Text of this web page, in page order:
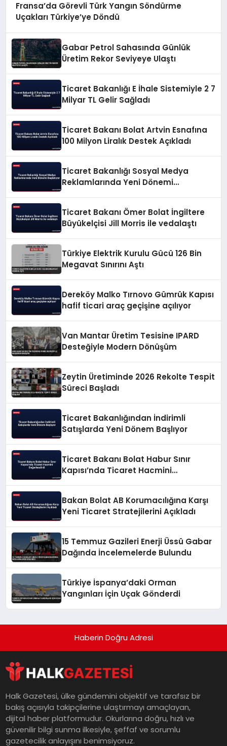
Fransa’da Görevli Türk Yangın Söndürme
Uçakları Türkiye’ye Döndü
Gabar Petrol Sahasında Günlük
Üretim Rekor Seviyeye Ulaştı
Ticaret Bakanlığı E İhale Sistemiyle 2 7
Milyar TL Gelir Sağladı
Ticaret Bakanı Bolat Artvin Esnafına
100 Milyon Liralık Destek Açıkladı
Ticaret Bakanlığı Sosyal Medya
Reklamlarında Yeni Dönemi
Ticaret Bakanı Ömer Bolat İngiltere
Büyükelçisi Jill Morris ile vedalaştı
Türkiye Elektrik Kurulu Gücü 126 Bin
Megavat Sınırını Aştı
Dereköy Malko Tırnovo Gümrük Kapısı
hafif ticari araç geçişine açılıyor
Van Mantar Üretim Tesisine IPARD
Desteğiyle Modern Dönüşüm
Zeytin Üretiminde 2026 Rekolte Tespit
Süreci Başladı
Ticaret Bakanlığından İndirimli
Satışlarda Yeni Dönem Başlıyor
Ticaret Bakanı Bolat Habur Sınır
Kapısı’nda Ticaret Hacmini
Bakan Bolat AB Korumacılığına Karşı
Yeni Ticaret Stratejilerini Açıkladı
15 Temmuz Gazileri Enerji Üssü Gabar
Dağında İncelemelerde Bulundu
Türkiye İspanya’daki Orman
Yangınları İçin Uçak Gönderdi
Haberin Doğru Adresi
Halk Gazetesi, ülke gündemini objektif ve tarafsız bir
bakış açısıyla takipçilerine ulaştırmayı amaçlayan,
dijital haber platformudur. Okurlarına doğru, hızlı ve
güvenilir bilgi sunma ilkesiyle, şeffaf ve sorumlu
gazetecilik anlayışını benimsiyoruz.